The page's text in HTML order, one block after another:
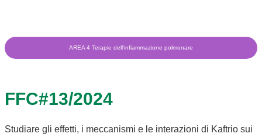
AREA 4 Terapie dell'infiammazione polmonare
FFC#13/2024
Studiare gli effetti, i meccanismi e le interazioni di Kaftrio sui